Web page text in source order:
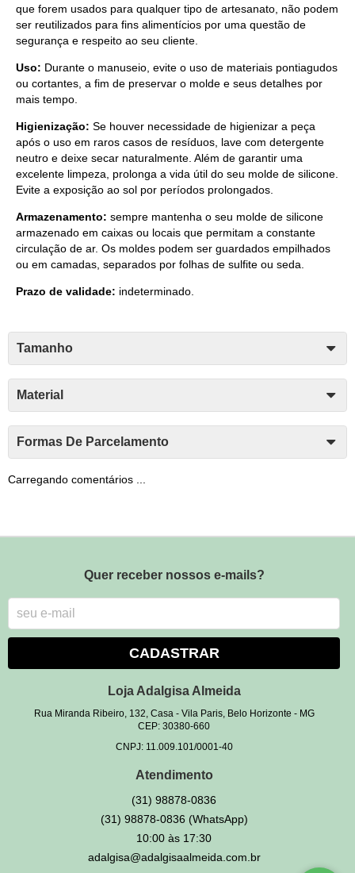
que forem usados para qualquer tipo de artesanato, não podem
ser reutilizados para fins alimentícios por uma questão de
segurança e respeito ao seu cliente.
Uso: Durante o manuseio, evite o uso de materiais pontiagudos
ou cortantes, a fim de preservar o molde e seus detalhes por
mais tempo.
Higienização: Se houver necessidade de higienizar a peça
após o uso em raros casos de resíduos, lave com detergente
neutro e deixe secar naturalmente. Além de garantir uma
excelente limpeza, prolonga a vida útil do seu molde de silicone.
Evite a exposição ao sol por períodos prolongados.
Armazenamento: sempre mantenha o seu molde de silicone
armazenado em caixas ou locais que permitam a constante
circulação de ar. Os moldes podem ser guardados empilhados
ou em camadas, separados por folhas de sulfite ou seda.
Prazo de validade: indeterminado.
Tamanho
Material
Formas De Parcelamento
Carregando comentários ...
Quer receber nossos e-mails?
CADASTRAR
Loja Adalgisa Almeida
Rua Miranda Ribeiro, 132, Casa- Vila Paris, Belo Horizonte - MG
CEP: 30380-660
CNPJ: 11.009.101/0001-40
Atendimento
(31) 98878-0836
(31) 98878-0836 (WhatsApp)
10:00 às 17:30
adalgisa@adalgisaalmeida.com.br